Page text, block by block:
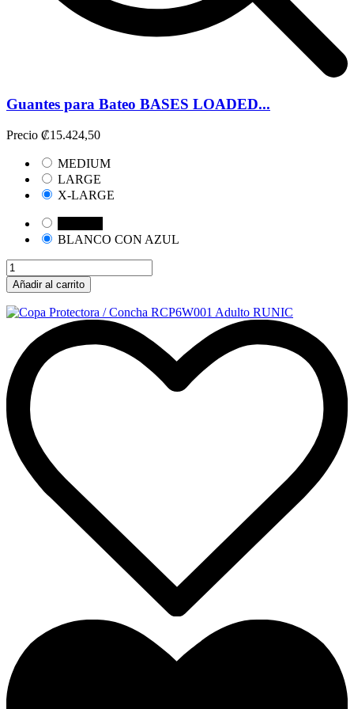
Guantes para Bateo BASES LOADED...
Precio ₡15.424,50
MEDIUM
LARGE
X-LARGE
BLANCO CON AZUL
Añadir al carrito